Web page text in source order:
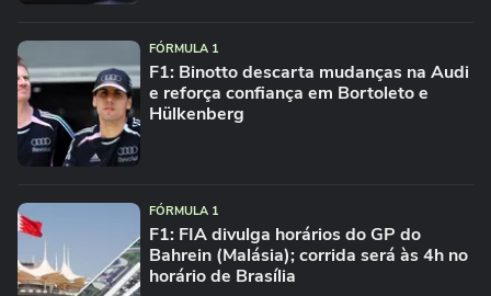
FÓRMULA 1
F1: Binotto descarta mudanças na Audi
e reforça confiança em Bortoleto e
Hülkenberg
FÓRMULA 1
F1: FIA divulga horários do GP do
Bahrein (Malásia); corrida será às 4h no
horário de Brasília